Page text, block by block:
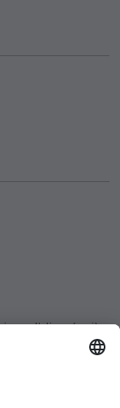
Italiana (acsi)